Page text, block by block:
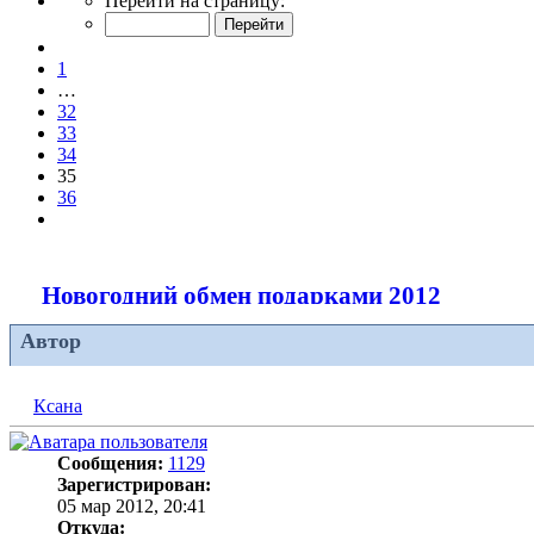
36
1
…
32
33
34
35
36
Новогодний обмен подарками 2012
Автор
Ксана
Сообщения: 1129
Зарегистрирован:
05 мар 2012, 20:41
Откуда: